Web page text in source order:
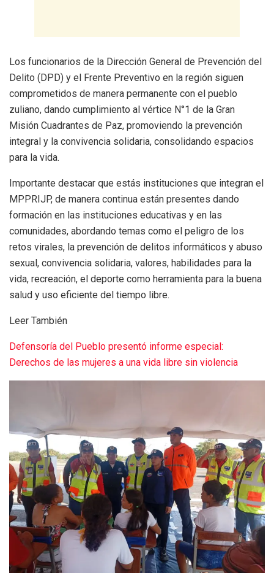
Los funcionarios de la Dirección General de Prevención del
Delito (DPD) y el Frente Preventivo en la región siguen
comprometidos de manera permanente con el pueblo
zuliano, dando cumplimiento al vértice N°1 de la Gran
Misión Cuadrantes de Paz, promoviendo la prevención
integral y la convivencia solidaria, consolidando espacios
para la vida.
Importante destacar que estás instituciones que integran el
MPPRIJP, de manera continua están presentes dando
formación en las instituciones educativas y en las
comunidades, abordando temas como el peligro de los
retos virales, la prevención de delitos informáticos y abuso
sexual, convivencia solidaria, valores, habilidades para la
vida, recreación, el deporte como herramienta para la buena
salud y uso eficiente del tiempo libre.
Leer También
Defensoría del Pueblo presentó informe especial:
Derechos de las mujeres a una vida libre sin violencia